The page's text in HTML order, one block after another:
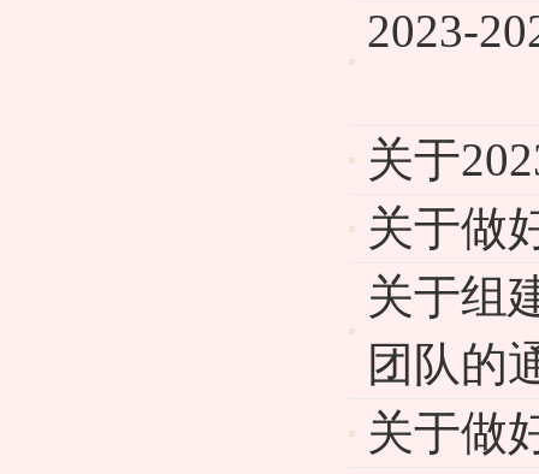
2023-
关于
关于做
关于组
团队的
关于做